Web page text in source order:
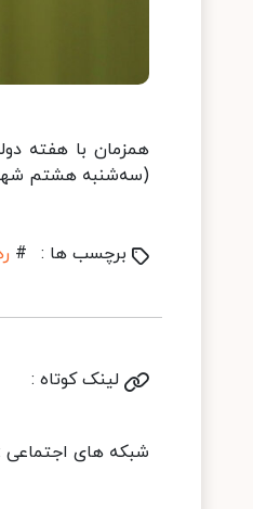
همزمان با هفته
(سه‌شنبه هشتم
برچسب ها : #
لینک کوتاه :
شبکه های اجتماعی